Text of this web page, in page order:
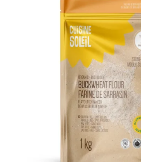
AJOUTER AU PANIER /